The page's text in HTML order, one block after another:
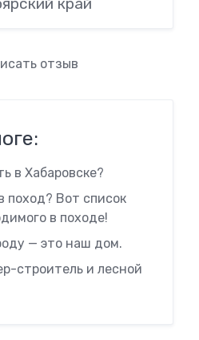
отзыв
в Хабаровске?
поход? Вот список
в походе!
— это наш дом.
строитель и лесной